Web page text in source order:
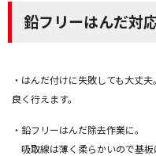
鉛フリーはんだ対
・はんだ付けに失敗しても大丈
良く行えます。
・鉛フリーはんだ除去作業に。
吸取線は薄く柔らかいので基板